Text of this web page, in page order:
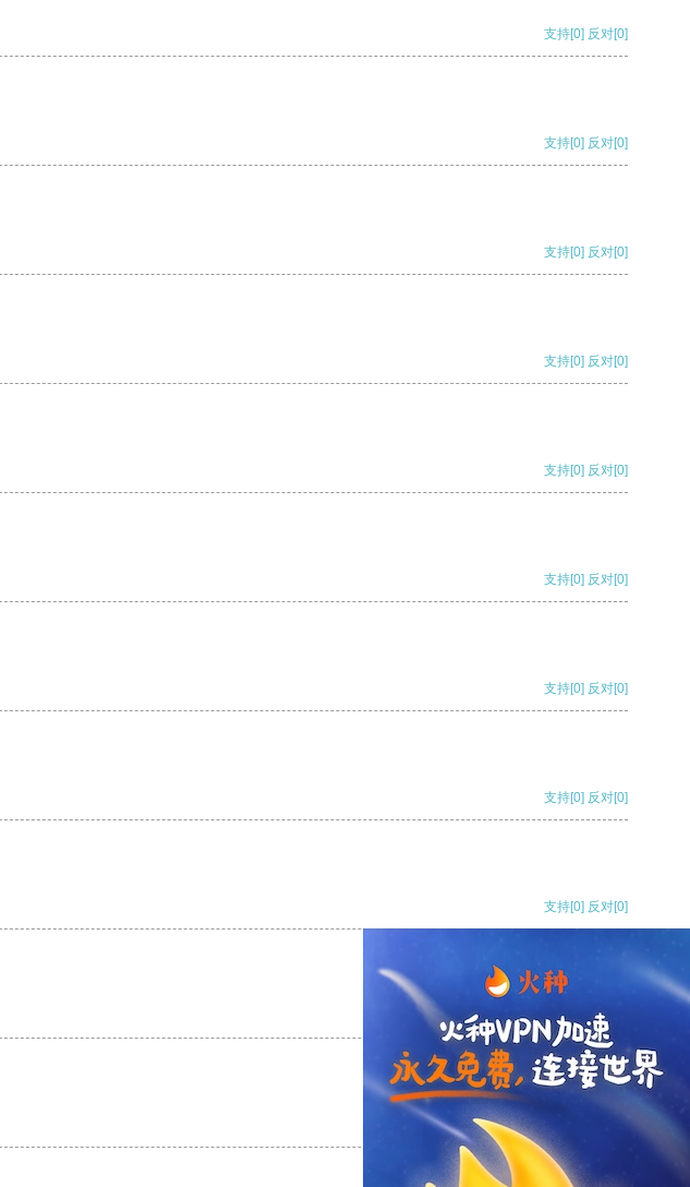
支持[0] 反对[0]
支持[0] 反对[0]
支持[0] 反对[0]
支持[0] 反对[0]
支持[0] 反对[0]
支持[0] 反对[0]
支持[0] 反对[0]
支持[0] 反对[0]
支持[0] 反对[0]
支持 反对